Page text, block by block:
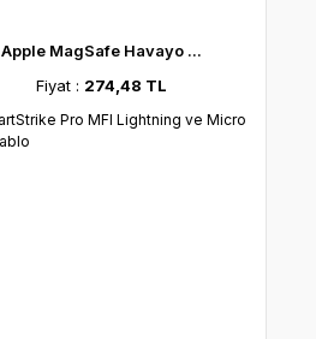
Apple MagSafe Havayo ...
Fiyat : 274,48 TL